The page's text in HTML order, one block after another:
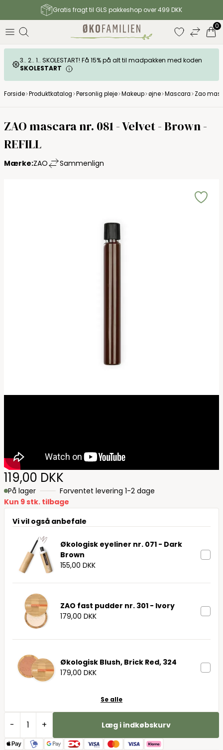
Gratis fragt til GLS pakkeshop over 499 DKK
0
3.. 2.. 1.. SKOLESTART! Få 15% på alt til madpakken med koden
SKOLESTART
Forside Produktkatalog Personlig pleje Makeup øjne Mascara Zao
ZAO mascara nr. 081 - Velvet - Brown -
REFILL
Mærke:ZAO Sammenlign
119,00 DKK
På lager
Forventet levering 1-2 dage
Kun 9 stk. tilbage
Vi vil også anbefale
Økologisk eyeliner nr. 071 - Dark
Brown
155,00 DKK
ZAO fast pudder nr. 301 - Ivory
179,00 DKK
Økologisk Blush, Brick Red, 324
179,00 DKK
Se alle
- + Læg i indkøbskurv